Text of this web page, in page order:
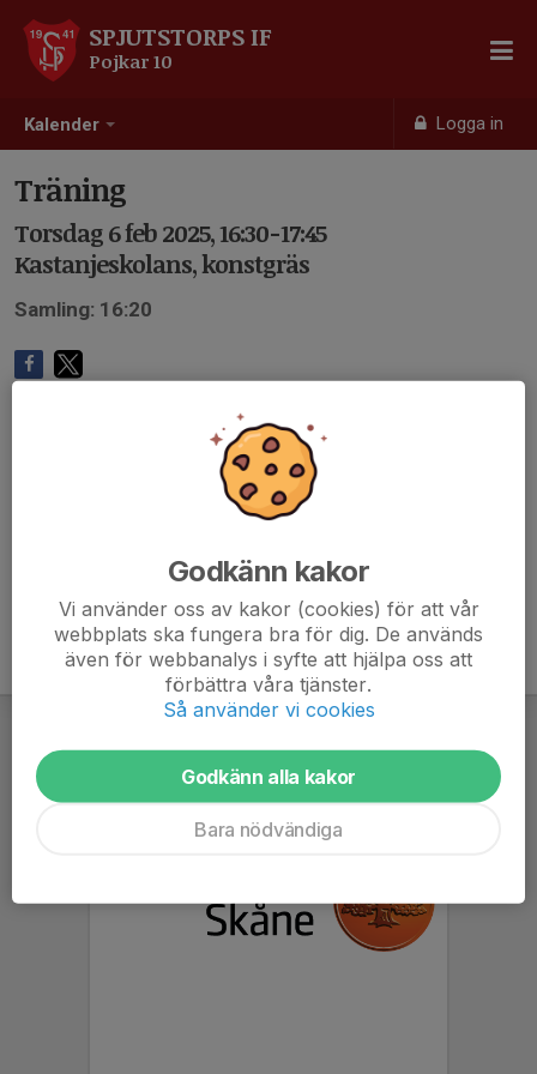
Kalender Logga in
SPJUTSTORPS IF
Pojkar 10
Träning
Torsdag 6 feb 2025, 16:30-17:45
Kastanjeskolans, konstgräs
Samling: 16:20
Godkänn kakor
Vi använder oss av kakor (cookies) för att vår
webbplats ska fungera bra för dig. De används
även för webbanalys i syfte att hjälpa oss att
förbättra våra tjänster.
Så använder vi cookies
Godkänn alla kakor
Bara nödvändiga